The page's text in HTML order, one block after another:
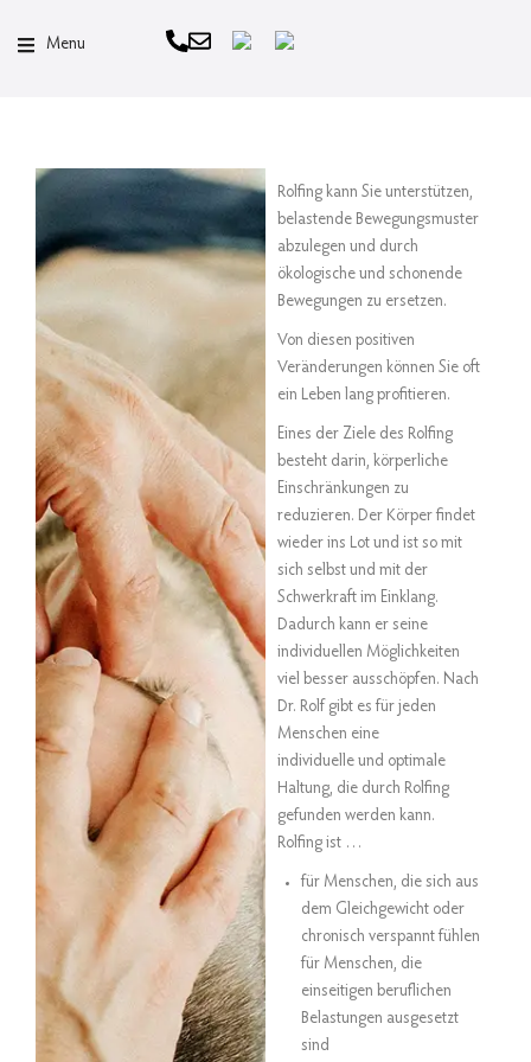
Menu
Rolfing kann Sie unterstützen,
belastende Bewegungsmuster
abzulegen und durch
ökologische und schonende
Bewegungen zu ersetzen.
Von diesen positiven
Veränderungen können Sie oft
ein Leben lang profitieren.
Eines der Ziele des Rolfing
besteht darin, körperliche
Einschränkungen zu
reduzieren. Der Körper findet
wieder ins Lot und ist so mit
sich selbst und mit der
Schwerkraft im Einklang.
Dadurch kann er seine
individuellen Möglichkeiten
viel besser ausschöpfen. Nach
Dr. Rolf gibt es für jeden
Menschen eine
individuelle und optimale
Haltung, die durch Rolfing
gefunden werden kann.
Rolfing ist …
für Menschen, die sich aus
dem Gleichgewicht oder
chronisch verspannt fühlen
für Menschen, die
einseitigen beruflichen
Belastungen ausgesetzt
sind